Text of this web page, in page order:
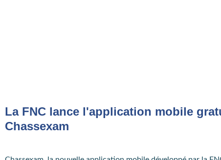
La FNC lance l'application mobile
Chassexam